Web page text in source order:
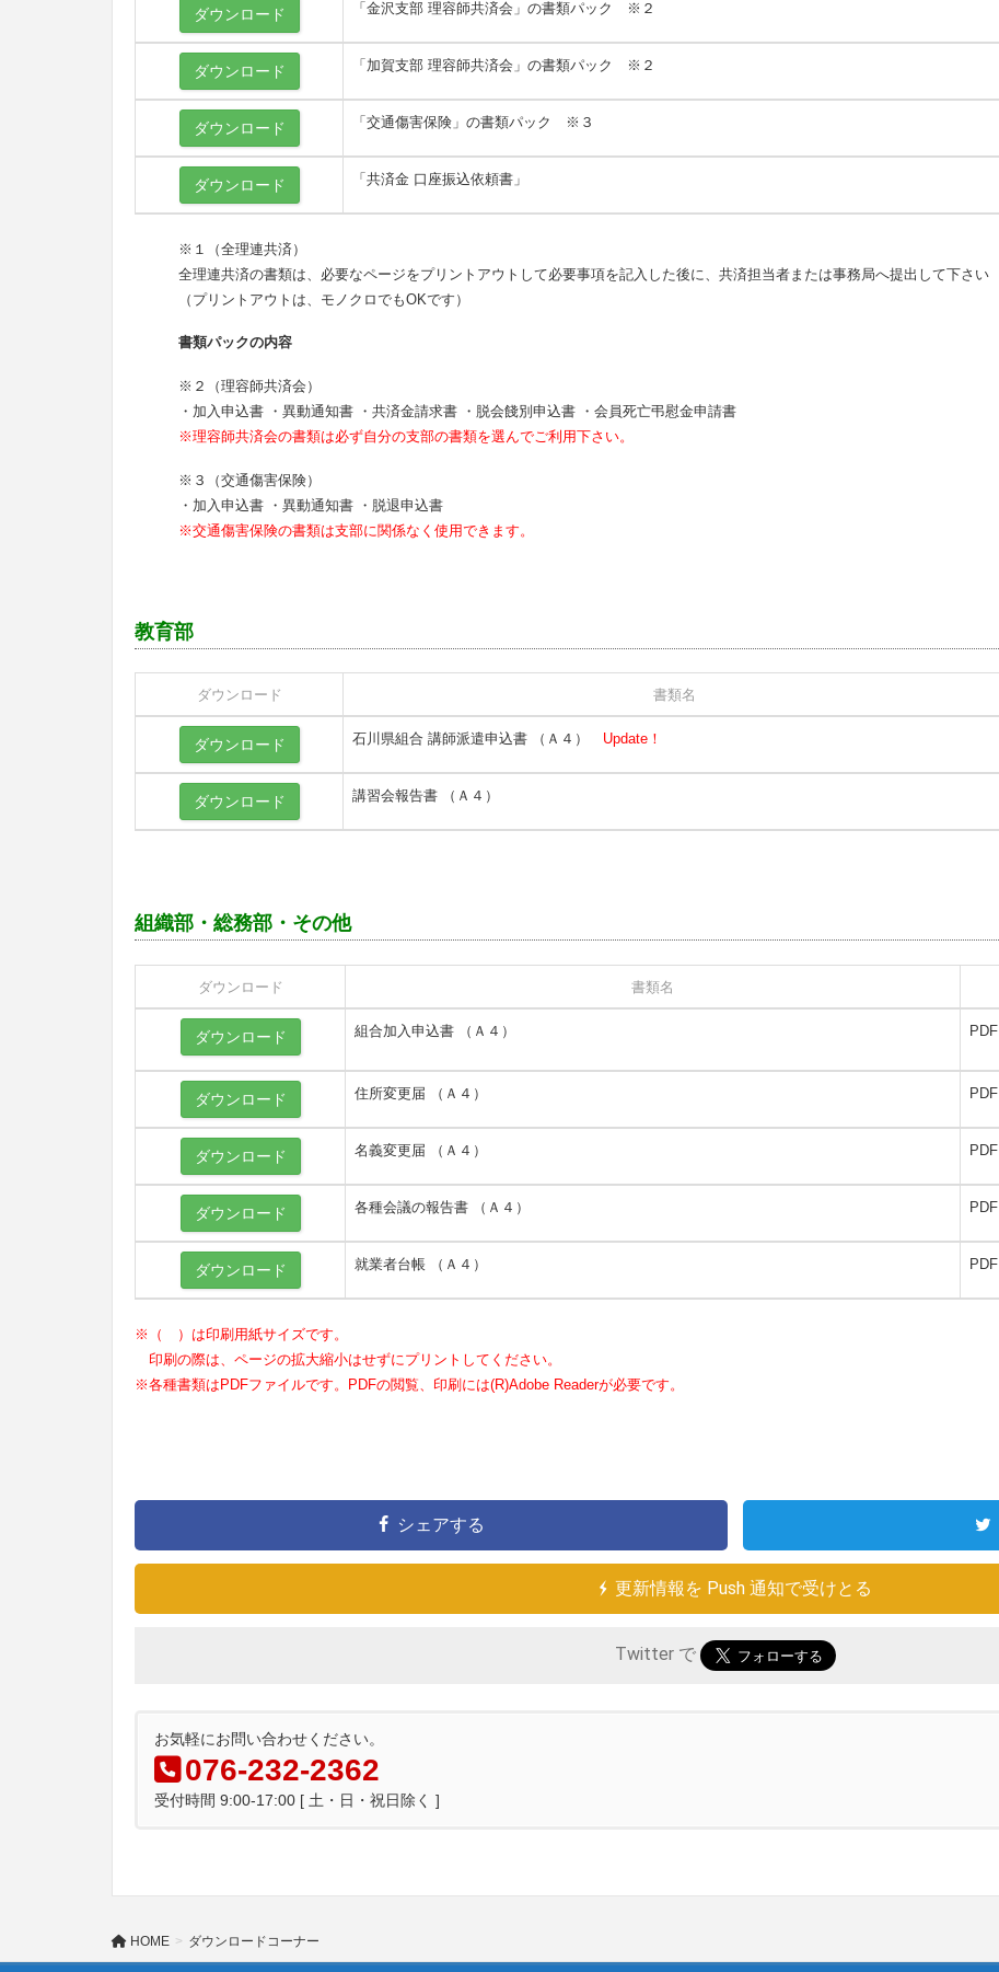
ダウンロード 「金沢支部 理容師共済会」の書類パック ※２
ダウンロード 「加賀支部 理容師共済会」の書類パック ※２
ダウンロード 「交通傷害保険」の書類パック ※３
ダウンロード 「共済金 口座振込依頼書」
※１（全理連共済）
全理連共済の書類は、必要なページをプリントアウトして必要事項を記入した後に、共済担当者または事務局へ提出して下さい
（プリントアウトは、モノクロでもOKです）
書類パックの内容
※２（理容師共済会）
・加入申込書 ・異動通知書 ・共済金請求書 ・脱会餞別申込書 ・会員死亡弔慰金申請書
※理容師共済会の書類は必ず自分の支部の書類を選んでご利用下さい。
※３（交通傷害保険）
・加入申込書 ・異動通知書 ・脱退申込書
※交通傷害保険の書類は支部に関係なく使用できます。
教育部
ダウンロード 書類名
ダウンロード 石川県組合 講師派遣申込書 （Ａ４） Update！
ダウンロード 講習会報告書 （Ａ４）
組織部・総務部・その他
ダウンロード 書類名
ダウンロード 組合加入申込書 （Ａ４） PDF
ダウンロード 住所変更届 （Ａ４） PDF
ダウンロード 名義変更届 （Ａ４） PDF
ダウンロード 各種会議の報告書 （Ａ４） PDF
ダウンロード 就業者台帳 （Ａ４） PDF
※（ ）は印刷用紙サイズです。
印刷の際は、ページの拡大縮小はせずにプリントしてください。
※各種書類はPDFファイルです。PDFの閲覧、印刷には(R)Adobe Readerが必要です。
シェアする
更新情報を Push 通知で受けとる
Twitter で
お気軽にお問い合わせください。
076-232-2362
受付時間 9:00-17:00 [ 土・日・祝日除く ]
HOME ダウンロードコーナー